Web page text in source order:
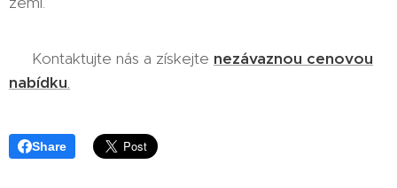
📞 Kontaktujte nás a získejte nezávaznou cenovou
nabídku.
Share